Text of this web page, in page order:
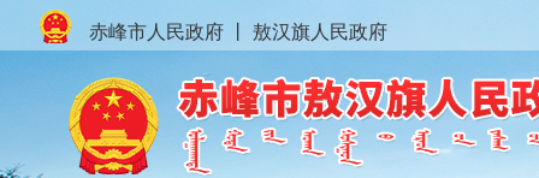
赤峰市人民政府 敖汉旗人民政府